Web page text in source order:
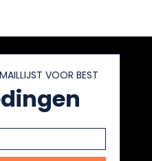
VOOR BEST